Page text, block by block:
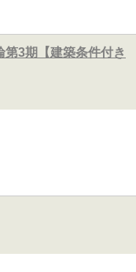
3期【建築条件付き